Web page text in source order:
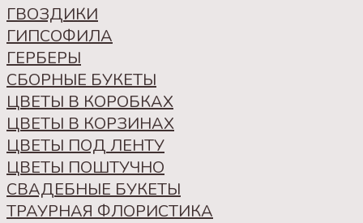
ГВОЗДИКИ
ГИПСОФИЛА
ГЕРБЕРЫ
СБОРНЫЕ БУКЕТЫ
ЦВЕТЫ В КОРОБКАХ
ЦВЕТЫ В КОРЗИНАХ
ЦВЕТЫ ПОД ЛЕНТУ
ЦВЕТЫ ПОШТУЧНО
СВАДЕБНЫЕ БУКЕТЫ
ТРАУРНАЯ ФЛОРИСТИКА